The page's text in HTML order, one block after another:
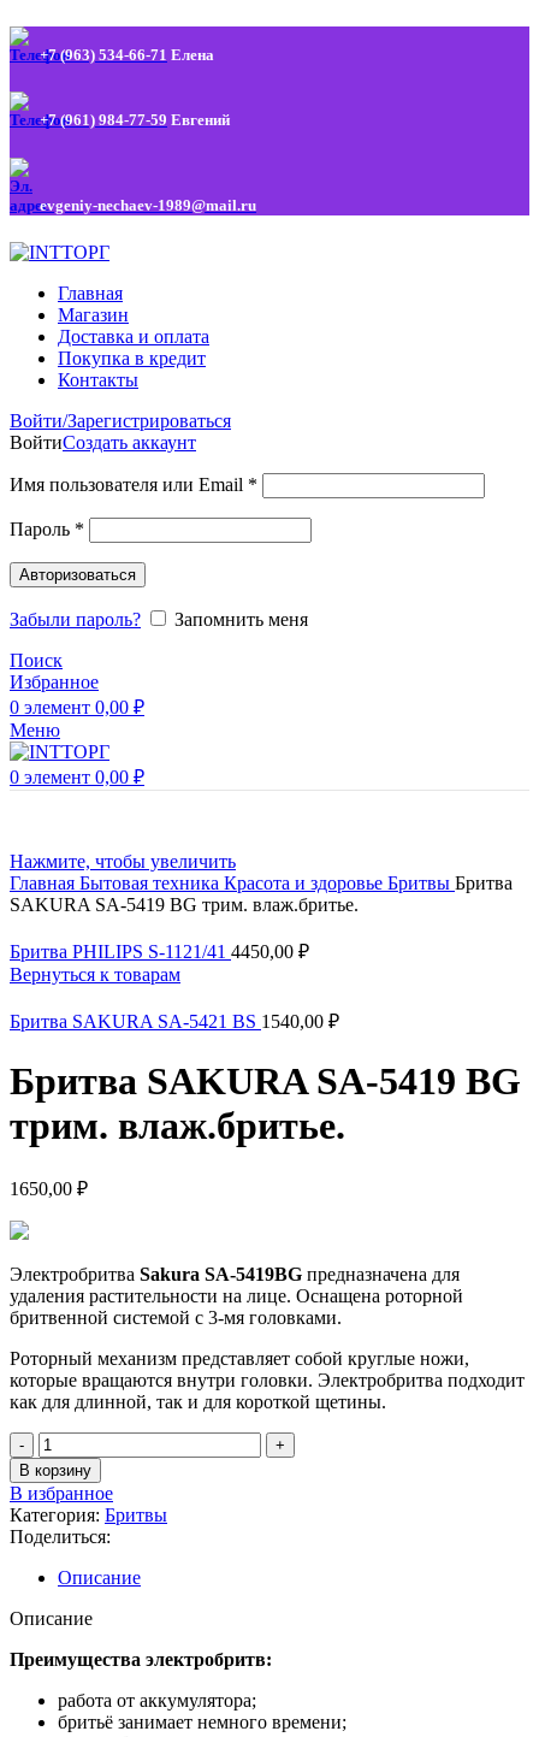
+7 (963) 534-66-71 Елена
+7 (961) 984-77-59 Евгений
evgeniy-nechaev-1989@mail.ru
Главная
Магазин
Доставка и оплата
Покупка в кредит
Контакты
Войти/Зарегистрироваться
ВойтиСоздать аккаунт
Имя пользователя или Email *
Пароль *
Авторизоваться
Забыли пароль?
Запомнить меня
Поиск
Избранное
0 элемент 0,00 ₽
Меню
0 элемент 0,00 ₽
Нажмите, чтобы увеличить
Главная Бытовая техника Красота и здоровье Бритвы Бритва
SAKURA SA-5419 ВG трим. влаж.бритье.
Бритва PHILIPS S-1121/41 4450,00 ₽
Вернуться к товарам
Бритва SAKURA SA-5421 BS 1540,00 ₽
Бритва SAKURA SA-5419 ВG
трим. влаж.бритье.
1650,00 ₽
Электробритва Sakura SA-5419BG предназначена для
удаления растительности на лице. Оснащена роторной
бритвенной системой с 3-мя головками.
Роторный механизм представляет собой круглые ножи,
которые вращаются внутри головки. Электробритва подходит
как для длинной, так и для короткой щетины.
Количество
товара
Бритва
SAKURA
SA-
5419
ВG
трим.
влаж.бритье.
В корзину
В избранное
Категория: Бритвы
Поделиться:
Описание
Описание
Преимущества электробритв:
работа от аккумулятора;
бритьё занимает немного времени;